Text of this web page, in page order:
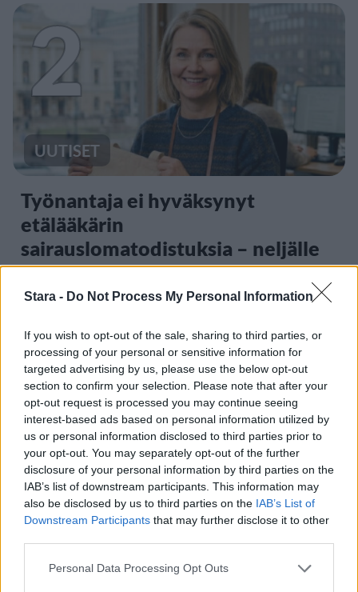
Stara - Do Not Process My Personal Information
If you wish to opt-out of the sale, sharing to third parties, or
processing of your personal or sensitive information for
targeted advertising by us, please use the below opt-out
section to confirm your selection. Please note that after your
opt-out request is processed you may continue seeing
interest-based ads based on personal information utilized by
us or personal information disclosed to third parties prior to
your opt-out. You may separately opt-out of the further
disclosure of your personal information by third parties on the
IAB’s list of downstream participants. This information may
also be disclosed by us to third parties on the IAB’s List of
Downstream Participants that may further disclose it to other
Personal Data Processing Opt Outs
2
UUTISET
Työnantaja ei hyväksynyt
etälääkärin
sairauslomatodistuksia – neljälle
ei maksettu sairausajan palkkaa
3
MATKAILU
Finnairin lennoista osan lentää
jatkossa toinen lentoyhtiö –
matkustajille tärkeä rajoitus